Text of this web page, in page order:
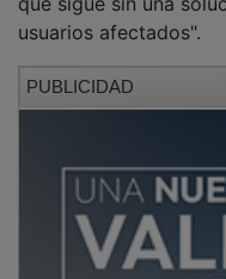
usuarios afectados".